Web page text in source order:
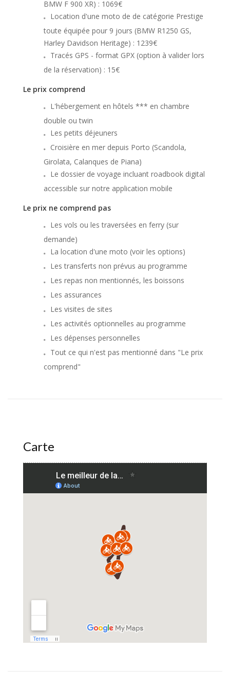
BMW F 900 XR) : 1069€
Location d'une moto de de catégorie Prestige
toute équipée pour 9 jours (BMW R1250 GS,
Harley Davidson Heritage) : 1239€
Tracés GPS - format GPX (option à valider lors
de la réservation) : 15€
Le prix comprend
L'hébergement en hôtels *** en chambre
double ou twin
Les petits déjeuners
Croisière en mer depuis Porto (Scandola,
Girolata, Calanques de Piana)
Le dossier de voyage incluant roadbook digital
accessible sur notre application mobile
Le prix ne comprend pas
Les vols ou les traversées en ferry (sur
demande)
La location d'une moto (voir les options)
Les transferts non prévus au programme
Les repas non mentionnés, les boissons
Les assurances
Les visites de sites
Les activités optionnelles au programme
Les dépenses personnelles
Tout ce qui n'est pas mentionné dans "Le prix
comprend"
Carte